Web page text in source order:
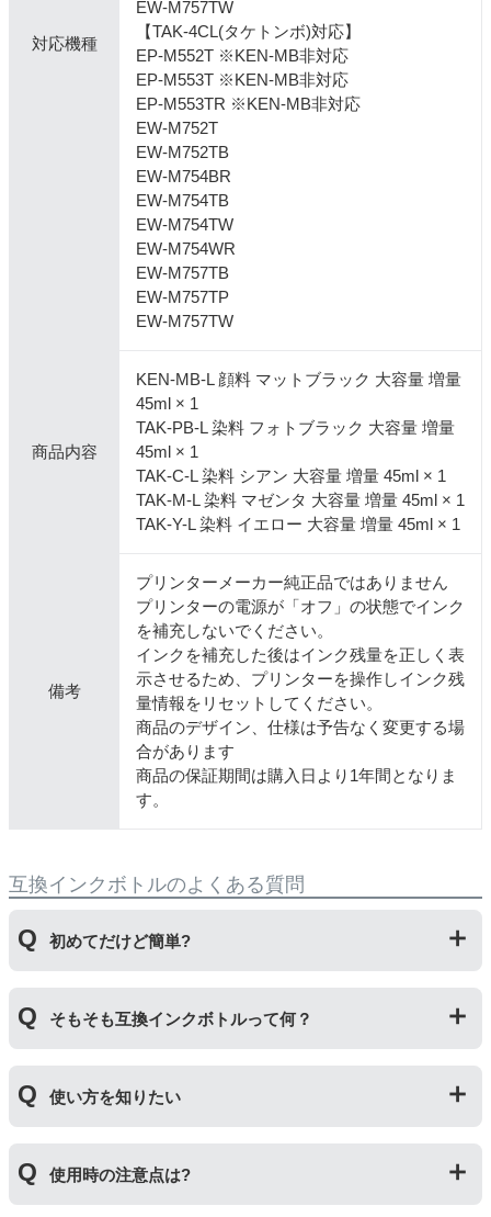
対応機種
EW-M757TW
【TAK-4CL(タケトンボ)対応】
EP-M552T ※KEN-MB非対応
EP-M553T ※KEN-MB非対応
EP-M553TR ※KEN-MB非対応
EW-M752T
EW-M752TB
EW-M754BR
EW-M754TB
EW-M754TW
EW-M754WR
EW-M757TB
EW-M757TP
EW-M757TW
商品内容
KEN-MB-L 顔料 マットブラック 大容量 増量
45ml × 1
TAK-PB-L 染料 フォトブラック 大容量 増量
45ml × 1
TAK-C-L 染料 シアン 大容量 増量 45ml × 1
TAK-M-L 染料 マゼンタ 大容量 増量 45ml × 1
TAK-Y-L 染料 イエロー 大容量 増量 45ml × 1
備考
プリンターメーカー純正品ではありません
プリンターの電源が「オフ」の状態でインク
を補充しないでください。
インクを補充した後はインク残量を正しく表
示させるため、プリンターを操作しインク残
量情報をリセットしてください。
商品のデザイン、仕様は予告なく変更する場
合があります
商品の保証期間は購入日より1年間となりま
す。
互換インクボトルのよくある質問
初めてだけど簡単?
をしているフィルムを直接カッターで切り、穴を開ける
工程があります。そのため純正品よりひと手間かかりま
そもそも互換インクボトルって何？
いる互換品です。サードパーティ製や社外品などとも言
われます。開発コストが低いため純正品よりも安価でご
使い方を知りたい
互換ボトルのフタを外す③封されているフィルムを切っ
て穴を開ける④フタを取り付けてプリンターに補充する
使用時の注意点は?